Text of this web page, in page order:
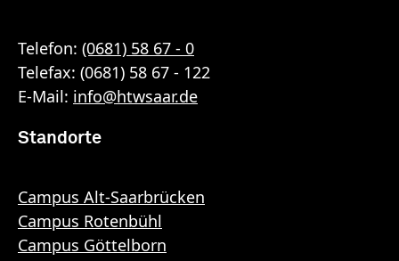
Telefon: (0681) 58 67 - 0
Telefax: (0681) 58 67 - 122
E-Mail: info@htwsaar.de
Standorte
Campus Alt-Saarbrücken
Campus Rotenbühl
Campus Göttelborn